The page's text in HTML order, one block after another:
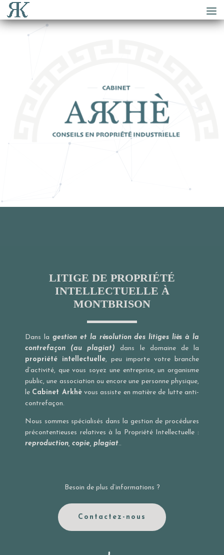
LITIGE DE PROPRIÉTÉ
INTELLECTUELLE À
MONTBRISON
Dans la gestion et la résolution des litiges liés à la
contrefaçon (au plagiat) dans le domaine de la
propriété intellectuelle, peu importe votre branche
d’activité, que vous soyez une entreprise, un organisme
public, une association ou encore une personne physique,
le Cabinet Arkhèvous assiste en matière de lutte anti-
contrefaçon.
Nous sommes spécialisés dans la gestion de procédures
précontentieuses relatives à la Propriété Intellectuelle :
reproduction, copie, plagiat..
Besoin de plus d’informations ?
Contactez-nous